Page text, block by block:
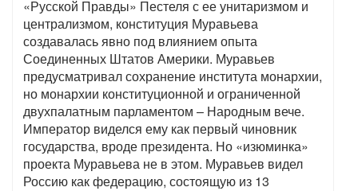
«Русской Правды» Пестеля с ее унитаризмом и
централизмом, конституция Муравьева
создавалась явно под влиянием опыта
Соединенных Штатов Америки. Муравьев
предусматривал сохранение института монархии,
но монархии конституционной и ограниченной
двухпалатным парламентом – Народным вече.
Император виделся ему как первый чиновник
государства, вроде президента. Но «изюминка»
проекта Муравьева не в этом. Муравьев видел
Россию как федерацию, состоящую из 13